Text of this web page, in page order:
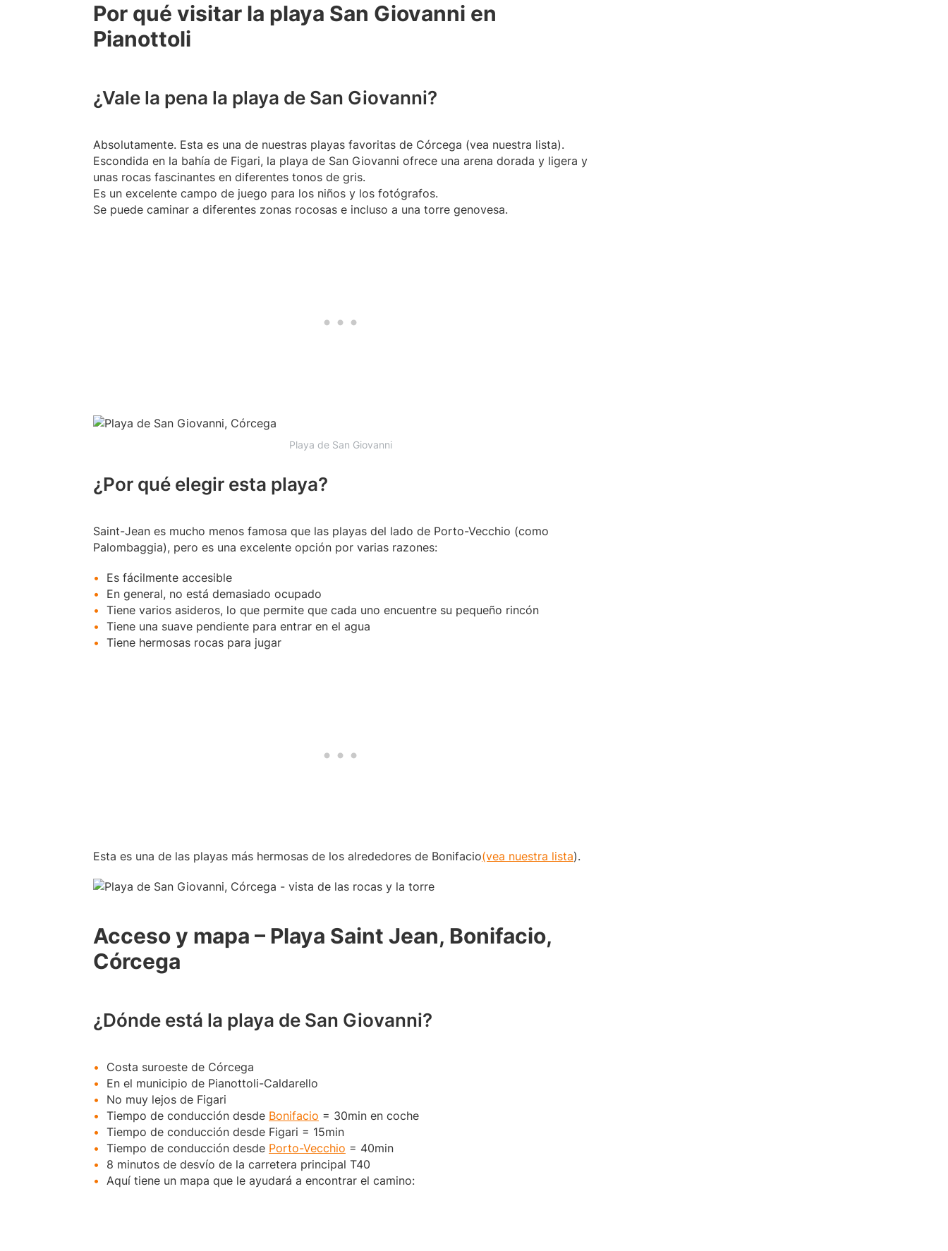
Por qué visitar la playa San Giovanni en
Pianottoli
¿Vale la pena la playa de San Giovanni?
Absolutamente. Esta es una de nuestras playas favoritas de Córcega (vea nuestra lista).
Escondida en la bahía de Figari, la playa de San Giovanni ofrece una arena dorada y ligera y
unas rocas fascinantes en diferentes tonos de gris.
Es un excelente campo de juego para los niños y los fotógrafos.
Se puede caminar a diferentes zonas rocosas e incluso a una torre genovesa.
Playa de San Giovanni
¿Por qué elegir esta playa?
Saint-Jean es mucho menos famosa que las playas del lado de Porto-Vecchio (como
Palombaggia), pero es una excelente opción por varias razones:
Es fácilmente accesible
En general, no está demasiado ocupado
Tiene varios asideros, lo que permite que cada uno encuentre su pequeño rincón
Tiene una suave pendiente para entrar en el agua
Tiene hermosas rocas para jugar
Esta es una de las playas más hermosas de los alrededores de Bonifacio(vea nuestra lista).
Acceso y mapa – Playa Saint Jean, Bonifacio,
Córcega
¿Dónde está la playa de San Giovanni?
Costa suroeste de Córcega
En el municipio de Pianottoli-Caldarello
No muy lejos de Figari
Tiempo de conducción desde Bonifacio = 30min en coche
Tiempo de conducción desde Figari = 15min
Tiempo de conducción desde Porto-Vecchio = 40min
8 minutos de desvío de la carretera principal T40
Aquí tiene un mapa que le ayudará a encontrar el camino: